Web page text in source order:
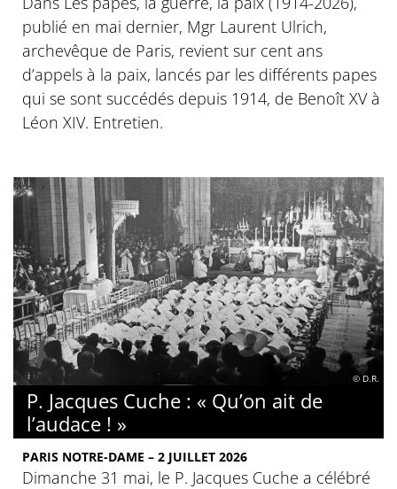
publié en mai dernier, Mgr Laurent Ulrich,
archevêque de Paris, revient sur cent ans
d’appels à la paix, lancés par les différents papes
qui se sont succédés depuis 1914, de Benoît XV à
Léon XIV. Entretien.
© D.R.
P. Jacques Cuche : « Qu’on ait de
l’audace ! »
PARIS NOTRE-DAME – 2 JUILLET 2026
Dimanche 31 mai, le P. Jacques Cuche a célébré